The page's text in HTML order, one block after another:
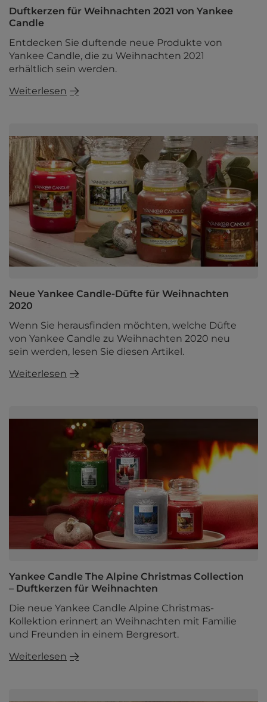
Duftkerzen für Weihnachten 2021 von Yankee
Candle
Entdecken Sie duftende neue Produkte von
Yankee Candle, die zu Weihnachten 2021
erhältlich sein werden.
Weiterlesen
Neue Yankee Candle-Düfte für Weihnachten
2020
Wenn Sie herausfinden möchten, welche Düfte
von Yankee Candle zu Weihnachten 2020 neu
sein werden, lesen Sie diesen Artikel.
Weiterlesen
Yankee Candle The Alpine Christmas Collection
– Duftkerzen für Weihnachten
Die neue Yankee Candle Alpine Christmas-
Kollektion erinnert an Weihnachten mit Familie
und Freunden in einem Bergresort.
Weiterlesen